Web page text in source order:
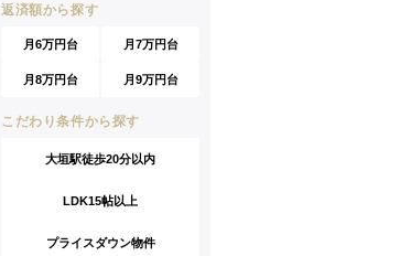
返済額から探す
月6万円台 月7万円台
月8万円台 月9万円台
こだわり条件から探す
大垣駅徒歩20分以内
LDK15帖以上
プライスダウン物件